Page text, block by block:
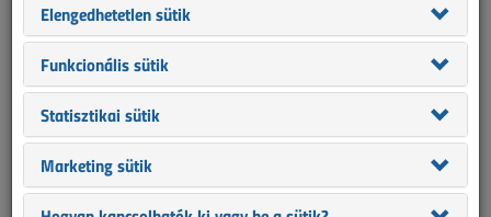
helyenként hiányos lehet (képek, táblázatok stb.).
Elengedhetetlen sütik
Funkcionális sütik
Statisztikai sütik
Marketing sütik